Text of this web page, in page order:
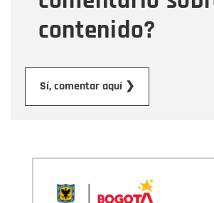
contenido?
Sí, comentar aquí ❯